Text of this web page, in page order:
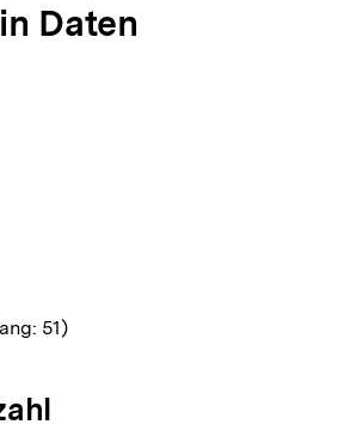
Daten
51)